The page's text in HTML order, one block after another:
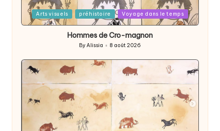
Posted
in
Arts visuels préhistoire Voyage dans le temps
Hommes de Cro-magnon
Posted
by
ByAlissia 8 août 2026